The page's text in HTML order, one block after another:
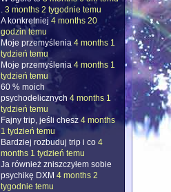
3 months 2 tygodnie temu
A konkretniej 4 months 20
godzin temu
Moje przemyślenia 4 months 1
tydzień temu
Moje przemyślenia 4 months 1
tydzień temu
60 % moich
psychodelicznych 4 months 1
tydzień temu
Fajny trip, jeśli chesz 4 months
1 tydzień temu
Bardziej rozbuduj trip i co 4
months 1 tydzień temu
Ja również zniszczyłem sobie
psychikę DXM 4 months 2
tygodnie temu